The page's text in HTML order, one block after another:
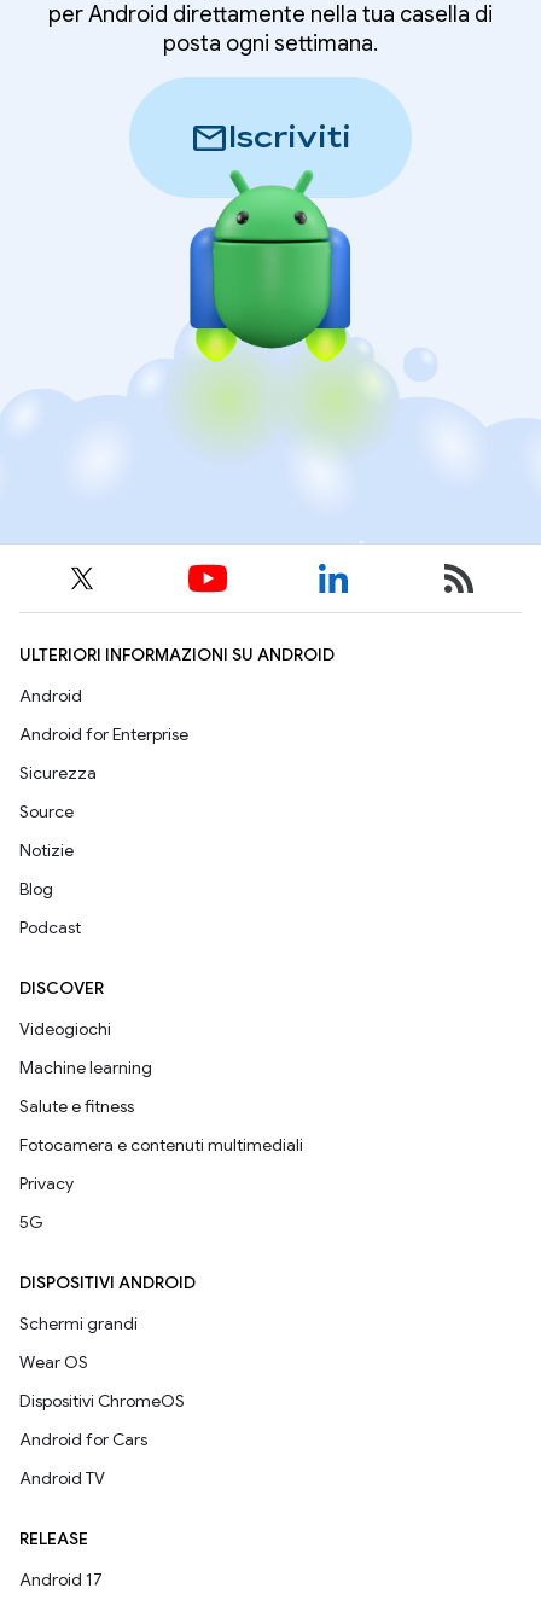
per Android direttamente nella tua casella di
posta ogni settimana.
mailIscriviti
ULTERIORI INFORMAZIONI SU ANDROID
Android
Android for Enterprise
Sicurezza
Source
Notizie
Blog
Podcast
DISCOVER
Videogiochi
Machine learning
Salute e fitness
Fotocamera e contenuti multimediali
Privacy
5G
DISPOSITIVI ANDROID
Schermi grandi
Wear OS
Dispositivi ChromeOS
Android for Cars
Android TV
RELEASE
Android 17